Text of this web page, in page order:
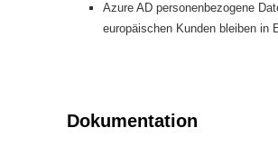
Azure AD personenbezogene
europäischen Kunden bleiben in
Dokumentation